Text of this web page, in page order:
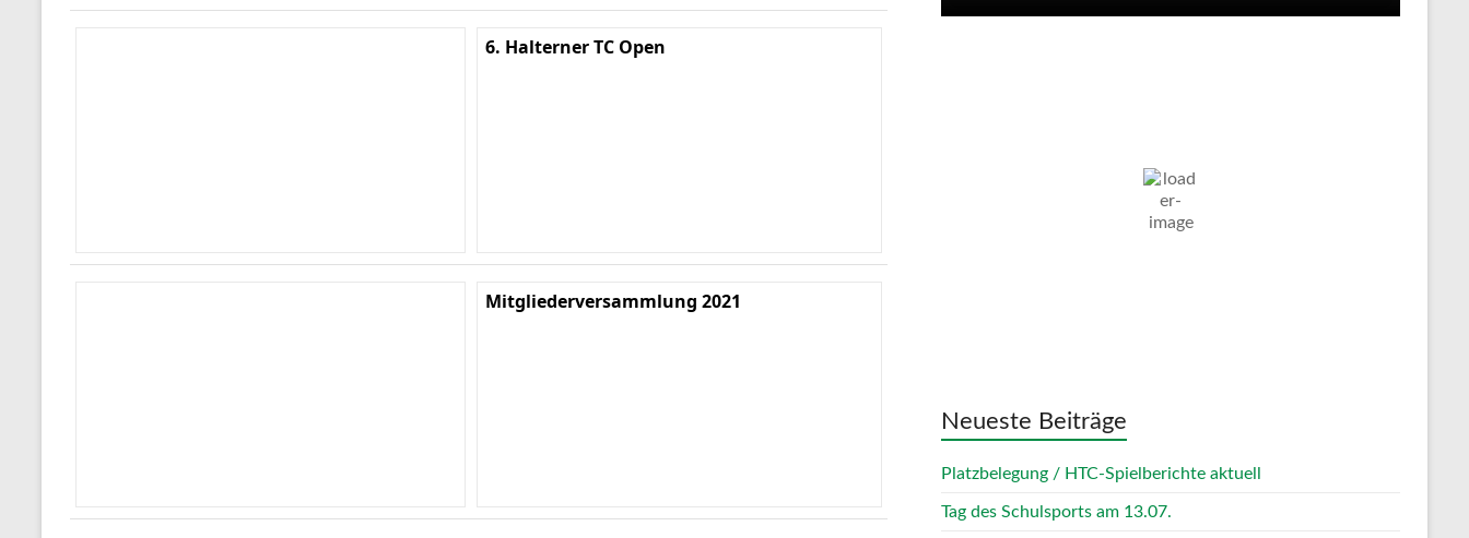
6. Halterner TC Open
Mitgliederversammlung 2021
Neueste Beiträge
Platzbelegung / HTC-Spielberichte aktuell
Tag des Schulsports am 13.07.